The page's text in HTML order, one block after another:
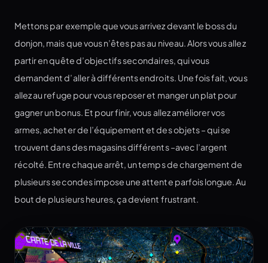
Mettons par exemple que vous arrivez devant le boss du
donjon, mais que vous n’êtes pas au niveau. Alors vous allez
partir en quête d’objectifs secondaires, qui vous
demandent d’aller à différents endroits. Une fois fait, vous
allez au refuge pour vous reposer et manger un plat pour
gagner un bonus. Et pour finir, vous allez améliorer vos
armes, acheter de l’équipement et des objets – qui se
trouvent dans des magasins différents –avec l’argent
récolté. Entre chaque arrêt, un temps de chargement de
plusieurs secondes impose une attente parfois longue. Au
bout de plusieurs heures, ça devient frustrant.